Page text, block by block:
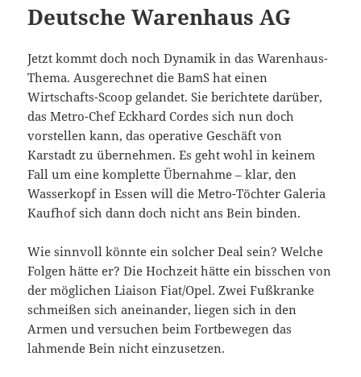
Deutsche Warenhaus AG
Jetzt kommt doch noch Dynamik in das Warenhaus-
Thema. Ausgerechnet die BamS hat einen
Wirtschafts-Scoop gelandet. Sie berichtete darüber,
das Metro-Chef Eckhard Cordes sich nun doch
vorstellen kann, das operative Geschäft von
Karstadt zu übernehmen. Es geht wohl in keinem
Fall um eine komplette Übernahme – klar, den
Wasserkopf in Essen will die Metro-Töchter Galeria
Kaufhof sich dann doch nicht ans Bein binden.
Wie sinnvoll könnte ein solcher Deal sein? Welche
Folgen hätte er? Die Hochzeit hätte ein bisschen von
der möglichen Liaison Fiat/Opel. Zwei Fußkranke
schmeißen sich aneinander, liegen sich in den
Armen und versuchen beim Fortbewegen das
lahmende Bein nicht einzusetzen.